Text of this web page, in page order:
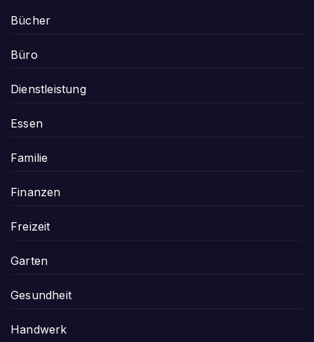
Bücher
Büro
Dienstleistung
Essen
Familie
Finanzen
Freizeit
Garten
Gesundheit
Handwerk